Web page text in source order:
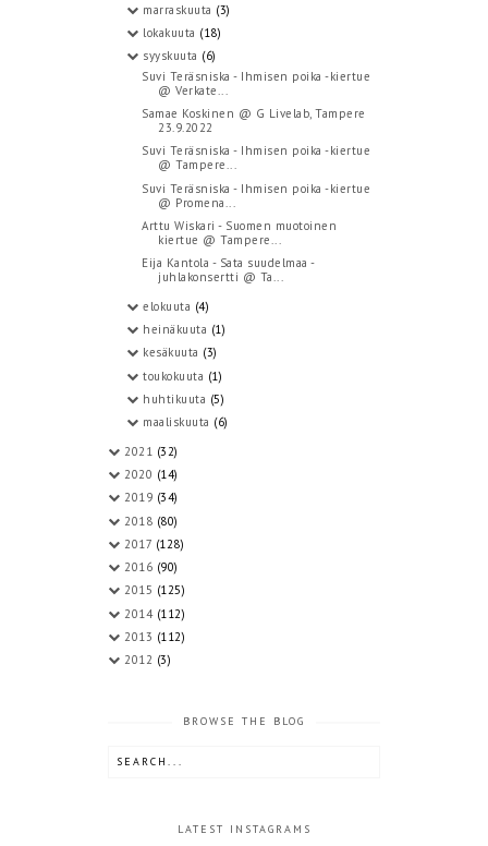
marraskuuta (3)
lokakuuta (18)
syyskuuta (6)
Suvi Teräsniska - Ihmisen poika -kiertue
@ Verkate...
Samae Koskinen @ G Livelab, Tampere
23.9.2022
Suvi Teräsniska - Ihmisen poika -kiertue
@ Tampere...
Suvi Teräsniska - Ihmisen poika -kiertue
@ Promena...
Arttu Wiskari - Suomen muotoinen
kiertue @ Tampere...
Eija Kantola - Sata suudelmaa -
juhlakonsertti @ Ta...
elokuuta (4)
heinäkuuta (1)
kesäkuuta (3)
toukokuuta (1)
huhtikuuta (5)
maaliskuuta (6)
2021 (32)
2020 (14)
2019 (34)
2018 (80)
2017 (128)
2016 (90)
2015 (125)
2014 (112)
2013 (112)
2012 (3)
BROWSE THE BLOG
LATEST INSTAGRAMS